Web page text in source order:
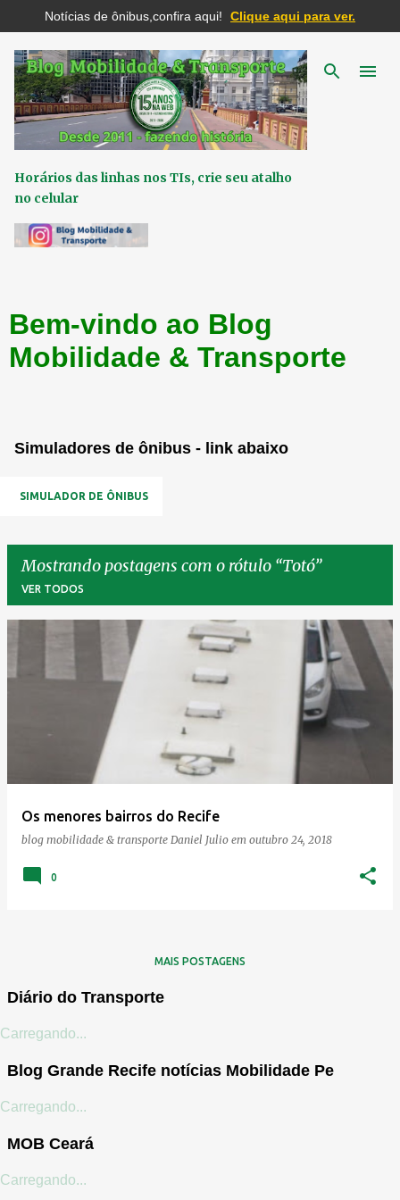
Pular para o conteúdo principal
Horários das linhas nos TIs, crie seu atalho
no celular
Notícias de ônibus,confira aqui! Clique aqui para ver.
Bem-vindo ao Blog
Mobilidade & Transporte
Simuladores de ônibus - link abaixo
SIMULADOR DE ÔNIBUS
Mostrando postagens com o rótulo Totó
VER TODOS
o
Os menores bairros do Recife
blog mobilidade & transporte Daniel Julio em outubro 24, 2018
0
MAIS POSTAGENS
Diário do Transporte
Carregando...
Blog Grande Recife notícias Mobilidade Pe
Carregando...
MOB Ceará
Carregando...